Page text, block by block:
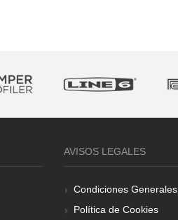
AVISOS LEGALES
Condiciones Generales
Política de Cookies